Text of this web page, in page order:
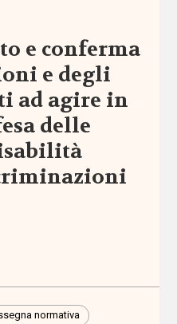
e conferma
e degli
ad agire in
delle
normativa